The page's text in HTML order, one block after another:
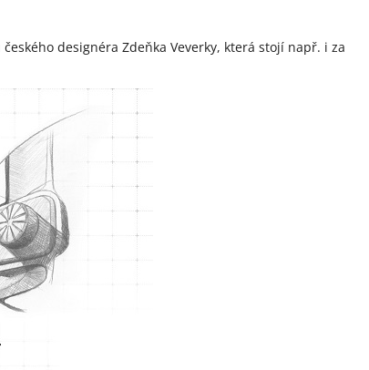
designéra Zdeňka Veverky, která stojí např. i za